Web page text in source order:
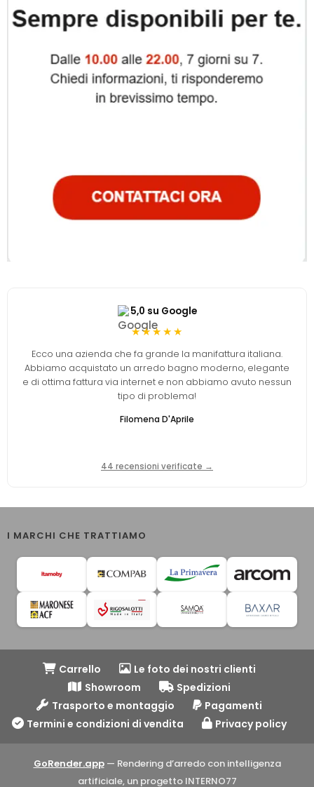
5,0 su Google
★★★★★
Ecco una azienda che fa grande la manifattura italiana.
Abbiamo acquistato un arredo bagno moderno, elegante
e di ottima fattura via internet e non abbiamo avuto nessun
tipo di problema!
Filomena D'Aprile
44 recensioni verificate →
I MARCHI CHE TRATTIAMO
Carrello
Le foto dei nostri clienti
Showroom
Spedizioni
Trasporto e montaggio
Pagamenti
Termini e condizioni di vendita
Privacy policy
GoRender.app— Rendering d’arredo con intelligenza
artificiale, un progetto INTERNO77